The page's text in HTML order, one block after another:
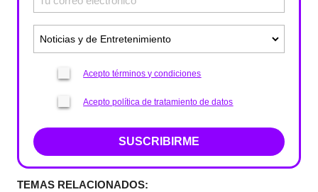
Acepto términos y condiciones
Acepto política de tratamiento de datos
SUSCRIBIRME
TEMAS RELACIONADOS: